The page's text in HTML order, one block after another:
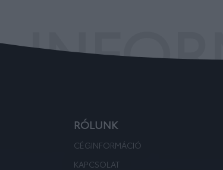
RÓLUNK
CÉGINFORMÁCIÓ
KAPCSOLAT